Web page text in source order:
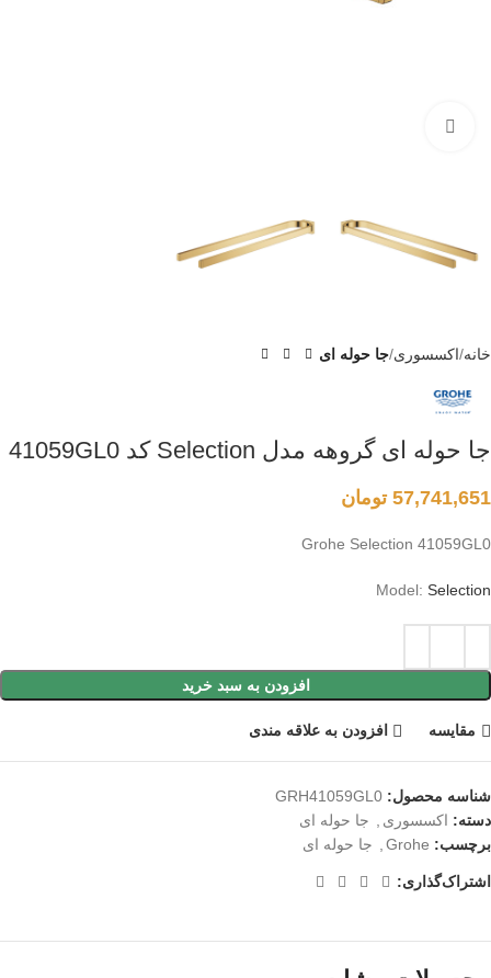
خانه اکسسوری جا حوله ای
جا حوله ای گروهه مدل Selection کد 41059GL0
57,741,651 تومان
Grohe Selection 41059GL0
Model: Selection
افزودن به سبد خرید
مقايسه افزودن به علاقه مندی
شناسه محصول: GRH41059GL0
دسته: اکسسوری
جا حوله ای
برچسب: Grohe جا حوله ای
اشتراک‌گذاری: